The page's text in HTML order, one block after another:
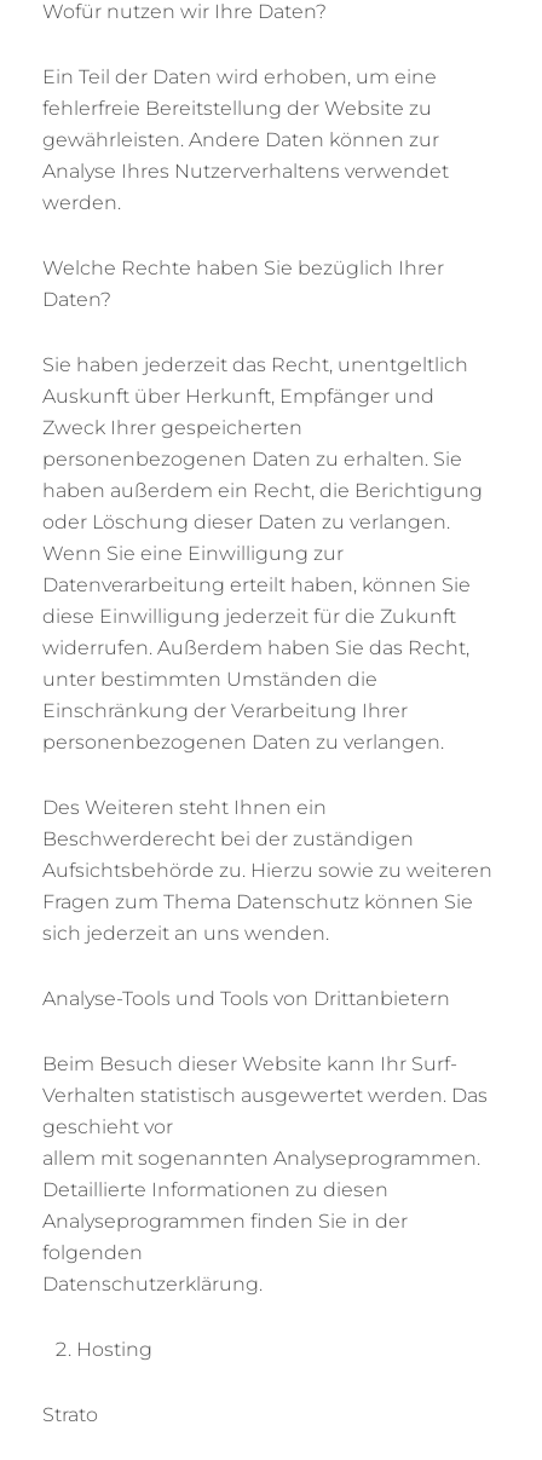
Wofür nutzen wir Ihre Daten?
Ein Teil der Daten wird erhoben, um eine
fehlerfreie Bereitstellung der Website zu
gewährleisten. Andere Daten können zur
Analyse Ihres Nutzerverhaltens verwendet
werden.
Welche Rechte haben Sie bezüglich Ihrer
Daten?
Sie haben jederzeit das Recht, unentgeltlich
Auskunft über Herkunft, Empfänger und
Zweck Ihrer gespeicherten
personenbezogenen Daten zu erhalten. Sie
haben außerdem ein Recht, die Berichtigung
oder Löschung dieser Daten zu verlangen.
Wenn Sie eine Einwilligung zur
Datenverarbeitung erteilt haben, können Sie
diese Einwilligung jederzeit für die Zukunft
widerrufen. Außerdem haben Sie das Recht,
unter bestimmten Umständen die
Einschränkung der Verarbeitung Ihrer
personenbezogenen Daten zu verlangen.
Des Weiteren steht Ihnen ein
Beschwerderecht bei der zuständigen
Aufsichtsbehörde zu. Hierzu sowie zu weiteren
Fragen zum Thema Datenschutz können Sie
sich jederzeit an uns wenden.
Analyse-Tools und Tools von Drittanbietern
Beim Besuch dieser Website kann Ihr Surf-
Verhalten statistisch ausgewertet werden. Das
geschieht vor
allem mit sogenannten Analyseprogrammen.
Detaillierte Informationen zu diesen
Analyseprogrammen finden Sie in der
folgenden
Datenschutzerklärung.
Hosting
Strato